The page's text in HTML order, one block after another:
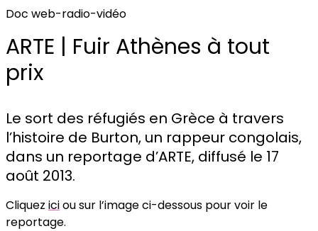
Doc web-radio-vidéo
ARTE | Fuir Athènes à tout
prix
Le sort des réfugiés en Grèce à travers
l’histoire de Burton, un rappeur congolais,
dans un reportage d’ARTE, diffusé le 17
août 2013.
Cliquez iciou sur l’image ci-dessous pour voir le
reportage.